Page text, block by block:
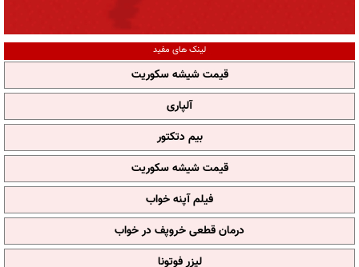
لینک های مفید
قیمت شیشه سکوریت
آلپاری
بیم دتکتور
قیمت شیشه سکوریت
فیلم آپنه خواب
درمان قطعی خروپف در خواب
لیزر فوتونا